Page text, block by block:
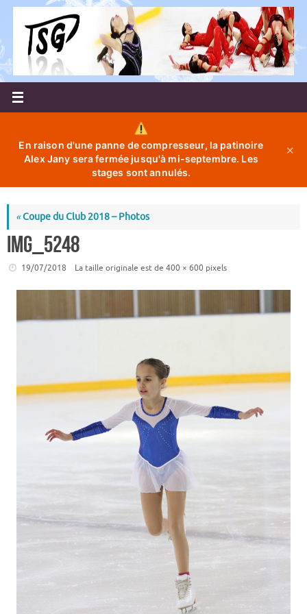
Passer
contenu
En raison d'une panne de compresseur, la patinoire
Alex Jany sera fermée jusqu'à mi-septembre. Les
stages sont annulés.
✕
«Coupe du Club 2018 – Photos
IMG_5248
19/07/2018 La taille originale est de 400 × 600 pixels